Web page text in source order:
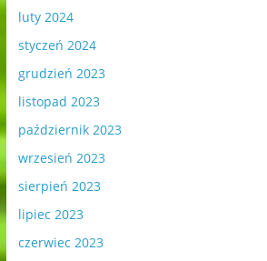
luty 2024
styczeń 2024
grudzień 2023
listopad 2023
październik 2023
wrzesień 2023
sierpień 2023
lipiec 2023
czerwiec 2023